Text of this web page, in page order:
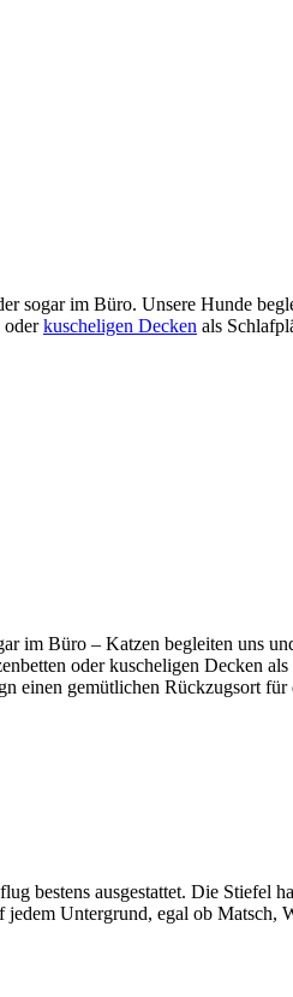
sogar im Büro. Unsere Hunde
oderkuscheligen Decken als
im Büro – Katzen begleiten uns
oder kuscheligen Decken
einen gemütlichen Rückzugsort für
bestens ausgestattet. Die Stiefel
Untergrund, egal ob Matsch,